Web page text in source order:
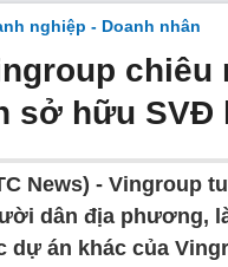
nghiệp - Doanh nhân
chiêu
sở hữu SVĐ
News) - Vingroup
dân địa phương,
dự án khác của